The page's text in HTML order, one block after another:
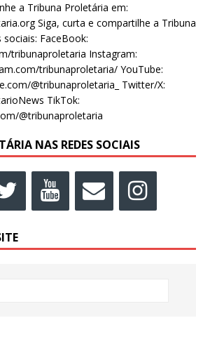
a Tribuna Proletária em:
Siga, curta e compartilhe a Tribuna
FaceBook:
tribunaproletaria Instagram:
tribunaproletaria/ YouTube:
@tribunaproletaria_ Twitter/X:
TikTok:
@tribunaproletaria
NAS REDES SOCIAIS